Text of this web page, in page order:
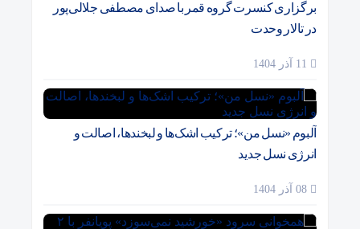
برگزاری کنسرت گروه قمر با صدای مصطفی جلالی‌پور
در تالار وحدت
آلبوم «نسل من»؛ ترکیب اشک‌ها و لبخندها، اصالت و
انرژی نسل جدید